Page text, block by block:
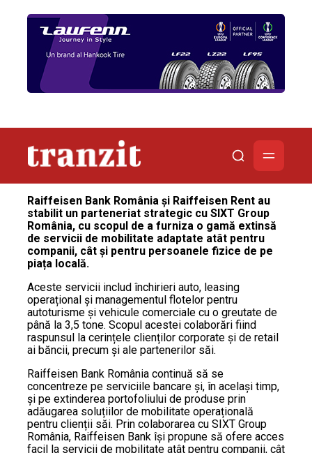
Raiffeisen Bank România și Raiffeisen Rent au
stabilit un parteneriat strategic cu SIXT Group
România, cu scopul de a furniza o gamă extinsă
de servicii de mobilitate adaptate atât pentru
companii, cât și pentru persoanele fizice de pe
piața locală.
Aceste servicii includ închirieri auto, leasing
operațional și managementul flotelor pentru
autoturisme și vehicule comerciale cu o greutate de
până la 3,5 tone. Scopul acestei colaborări fiind
raspunsul la cerințele clienților corporate și de retail
ai băncii, precum și ale partenerilor săi.
Raiffeisen Bank România continuă să se
concentreze pe serviciile bancare și, în același timp,
și pe extinderea portofoliului de produse prin
adăugarea soluțiilor de mobilitate operațională
pentru clienții săi. Prin colaborarea cu SIXT Group
România, Raiffeisen Bank își propune să ofere acces
facil la servicii de mobilitate atât pentru companii, cât